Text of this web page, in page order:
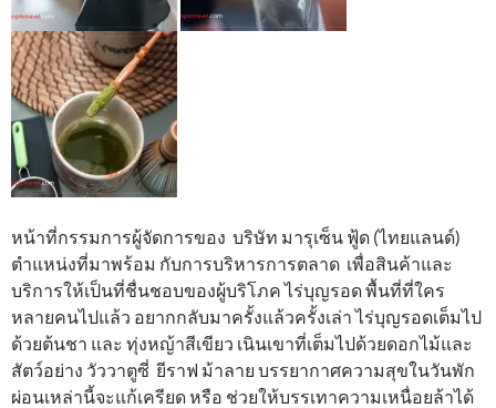
หน้าที่กรรมการผู้จัดการของ บริษัท มารุเซ็น ฟู้ด (ไทยแลนด์)
ตำแหน่งที่มาพร้อม กับการบริหารการตลาด เพื่อสินค้าและ
บริการให้เป็นที่ชื่นชอบของผู้บริโภค ไร่บุญรอด พื้นที่ที่ใคร
หลายคนไปแล้ว อยากกลับมาครั้งแล้วครั้งเล่า ไร่บุญรอดเต็มไป
ด้วยต้นชา และ ทุ่งหญ้าสีเขียว เนินเขาที่เต็มไปด้วยดอกไม้และ
สัตว์อย่าง วัววาตูซี่ ยีราฟ ม้าลาย บรรยากาศความสุขในวันพัก
ผ่อนเหล่านี้จะแก้เครียด หรือ ช่วยให้บรรเทาความเหนื่อยล้าได้